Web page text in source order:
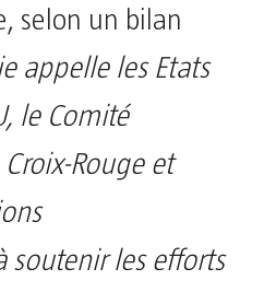
selon un bilan
appelle les Etats
le Comité
Rouge et
soutenir les efforts